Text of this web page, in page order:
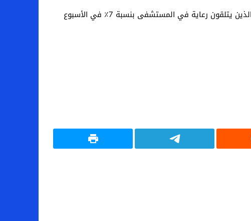
وزادت الإصابات الجديدة بنحو 20٪ يوم الجمعة مقارنة بما كان عليه قبل أسبوع ، في حين زاد عدد مرضى Covid-19 الذين يتلقون رعاية في المستشفى بنسبة 7٪ في الأسبوع